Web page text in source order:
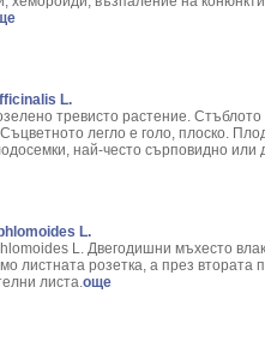
L.
тревисто растение.
легло е голо, плоско.
най-често сърповидно
L.
L. Двегодишни мъхесто
листната розетка, а през втората
листа.още